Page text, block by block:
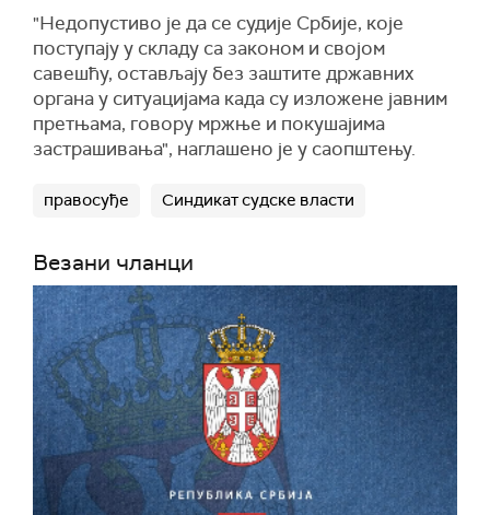
"Недопустиво је да се судије Србије, које
поступају у складу са законом и својом
савешћу, остављају без заштите државних
органа у ситуацијама када су изложене јавним
претњама, говору мржње и покушајима
застрашивања", наглашено је у саопштењу.
правосуђе Синдикат судске власти
Везани чланци